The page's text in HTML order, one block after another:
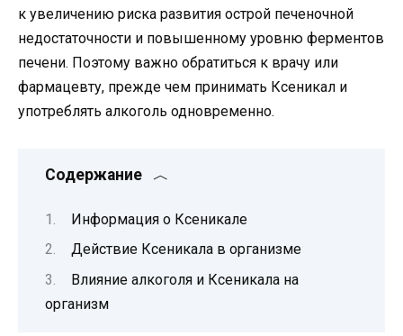
к увеличению риска развития острой печеночной
недостаточности и повышенному уровню ферментов
печени. Поэтому важно обратиться к врачу или
фармацевту, прежде чем принимать Ксеникал и
употреблять алкоголь одновременно.
Содержание
Информация о Ксеникале
Действие Ксеникала в организме
Влияние алкоголя и Ксеникала на
организм